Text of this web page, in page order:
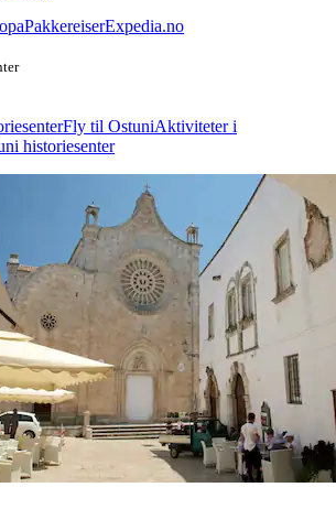
PakkereiserExpedia.no
Fly til OstuniAktiviteter i
historiesenter